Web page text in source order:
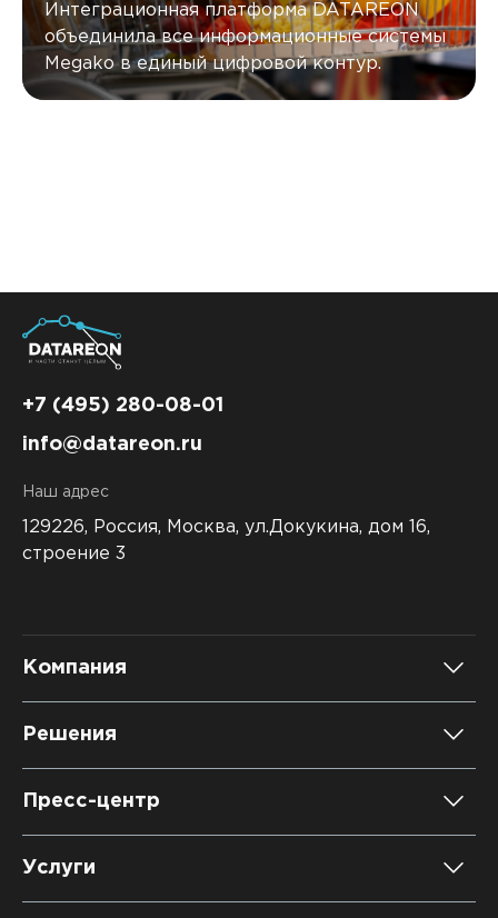
Интеграционная платформа DATAREON
объединила все информационные системы
Megako в единый цифровой контур.
+7 (495) 280-08-01
info@datareon.ru
Наш адрес
129226, Россия, Москва, ул.Докукина, дом 16,
строение 3
Компания
О компании
Клиенты и проекты
Решения
DATAREON Platform
Пресс-центр
Новости
Услуги